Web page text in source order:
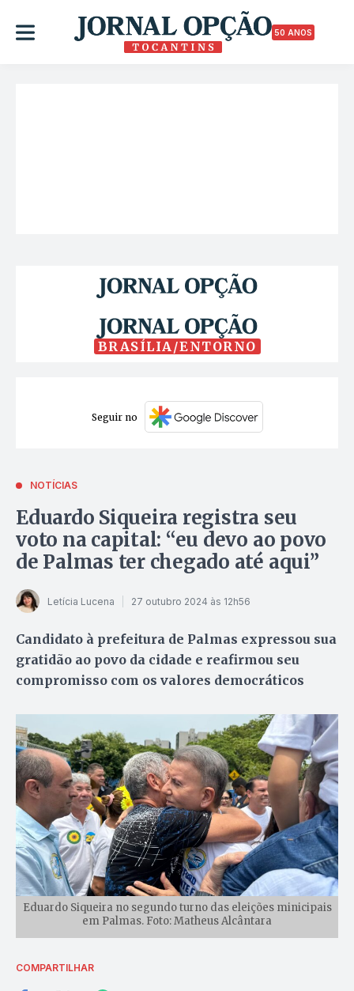
50 ANOS
BRASÍLIA/ENTORNO
Seguir no
NOTÍCIAS
Eduardo Siqueira registra seu
voto na capital: “eu devo ao povo
de Palmas ter chegado até aqui”
Letícia Lucena 27 outubro 2024 às 12h56
Candidato à prefeitura de Palmas expressou sua
gratidão ao povo da cidade e reafirmou seu
compromisso com os valores democráticos
Eduardo Siqueira no segundo turno das eleições minicipais
em Palmas. Foto: Matheus Alcântara
COMPARTILHAR